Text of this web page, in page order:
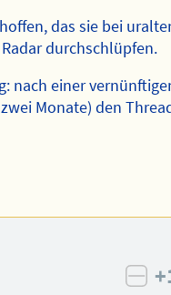
das sie bei
durchschlüpfen.
nach einer
Monate) den